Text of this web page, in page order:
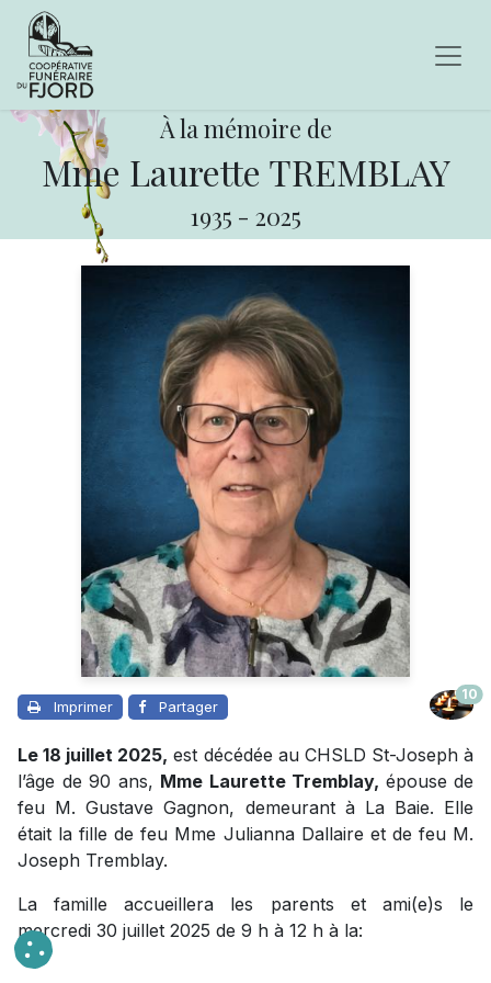
À la mémoire de
Mme Laurette TREMBLAY
1935 - 2025
Imprimer Partager
10
Le 18 juillet 2025, est décédée au CHSLD St-Joseph à
l’âge de 90 ans, Mme Laurette Tremblay, épouse de
feu M. Gustave Gagnon, demeurant à La Baie. Elle
était la fille de feu Mme Julianna Dallaire et de feu M.
Joseph Tremblay.
La famille accueillera les parents et ami(e)s le
mercredi 30 juillet 2025 de 9 h à 12 h à la: